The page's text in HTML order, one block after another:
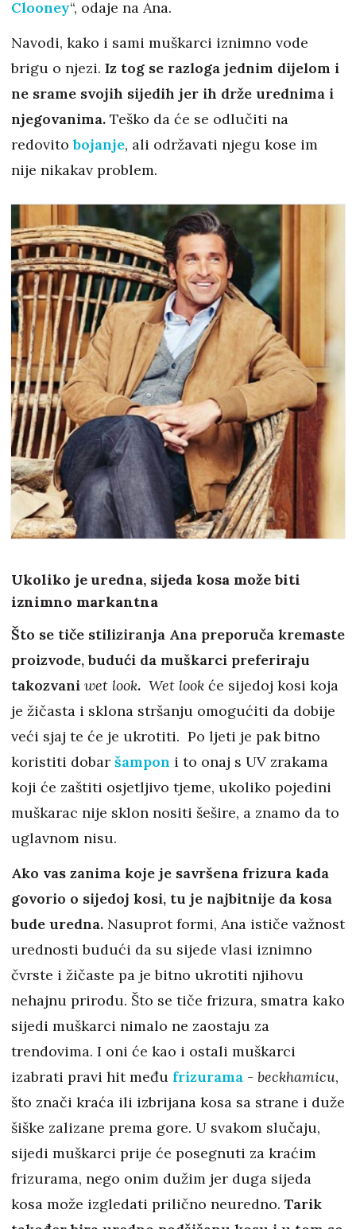
Clooney“, odaje na Ana.
Navodi, kako i sami muškarci iznimno vode
brigu o njezi. Iz tog se razloga jednim dijelom i
ne srame svojih sijedih jer ih drže urednima i
njegovanima. Teško da će se odlučiti na
redovitobojanje, ali održavati njegu kose im
nije nikakav problem.
Ukoliko je uredna, sijeda kosa može biti
iznimno markantna
Što se tiče stiliziranja Ana preporuča kremaste
proizvode, budući da muškarci preferiraju
takozvani wet look. Wet look će sijedoj kosi koja
je žičasta i sklona stršanju omogućiti da dobije
veći sjaj te će je ukrotiti. Po ljeti je pak bitno
koristiti dobar šampon i to onaj s UV zrakama
koji će zaštiti osjetljivo tjeme, ukoliko pojedini
muškarac nije sklon nositi šešire, a znamo da to
uglavnom nisu.
Ako vas zanima koje je savršena frizura kada
govorio o sijedoj kosi, tu je najbitnije da kosa
bude uredna. Nasuprot formi, Ana ističe važnost
urednosti budući da su sijede vlasi iznimno
čvrste i žičaste pa je bitno ukrotiti njihovu
nehajnu prirodu. Što se tiče frizura, smatra kako
sijedi muškarci nimalo ne zaostaju za
trendovima. I oni će kao i ostali muškarci
izabrati pravi hit među frizurama - beckhamicu,
što znači kraća ili izbrijana kosa sa strane i duže
šiške zalizane prema gore. U svakom slučaju,
sijedi muškarci prije će posegnuti za kraćim
frizurama, nego onim dužim jer duga sijeda
kosa može izgledati prilično neuredno. Tarik